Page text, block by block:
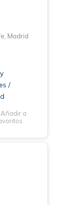
Madrid
/
Añadir a